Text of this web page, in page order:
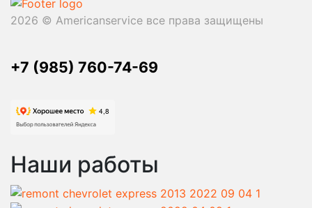
2026 © Americanservice все права защищены
+7 (985) 760-74-69
Наши работы